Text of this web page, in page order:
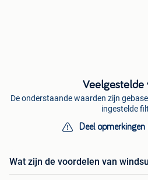
Veelgestelde
De onderstaande waarden zijn
ingestelde
Deel opmerkingen
Wat zijn de voordelen van